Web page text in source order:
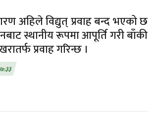
अहिले विद्युत् प्रवाह बन्द भएको छ
स्थानीय रूपमा आपूर्ति गरी बाँकी
प्रवाह गरिन्छ ।